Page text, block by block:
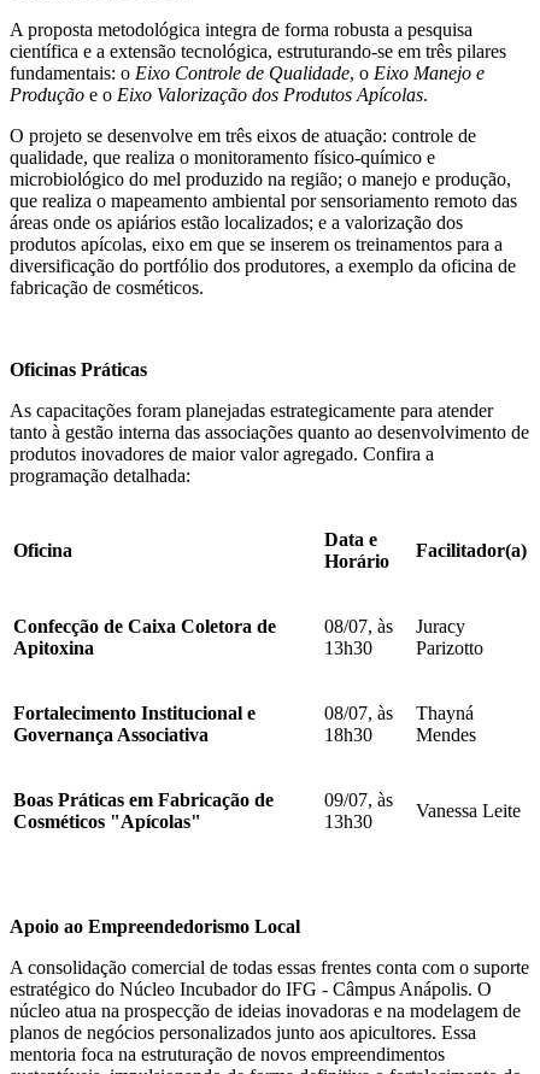
A proposta metodológica integra de forma robusta a pesquisa
científica e a extensão tecnológica, estruturando-se em três pilares
fundamentais: o Eixo Controle de Qualidade, o Eixo Manejo e
Produção e o Eixo Valorização dos Produtos Apícolas.
O projeto se desenvolve em três eixos de atuação: controle de
qualidade, que realiza o monitoramento físico-químico e
microbiológico do mel produzido na região; o manejo e produção,
que realiza o mapeamento ambiental por sensoriamento remoto das
áreas onde os apiários estão localizados; e a valorização dos
produtos apícolas, eixo em que se inserem os treinamentos para a
diversificação do portfólio dos produtores, a exemplo da oficina de
fabricação de cosméticos.
Oficinas Práticas
As capacitações foram planejadas estrategicamente para atender
tanto à gestão interna das associações quanto ao desenvolvimento de
produtos inovadores de maior valor agregado. Confira a
programação detalhada:
Oficina
Data e
Horário
Facilitador(a)
Confecção de Caixa Coletora de
Apitoxina
08/07, às
13h30
Juracy
Parizotto
Fortalecimento Institucional e
Governança Associativa
08/07, às
18h30
Thayná
Mendes
Boas Práticas em Fabricação de
Cosméticos "Apícolas"
09/07, às
13h30
Vanessa Leite
Apoio ao Empreendedorismo Local
A consolidação comercial de todas essas frentes conta com o suporte
estratégico do Núcleo Incubador do IFG - Câmpus Anápolis. O
núcleo atua na prospecção de ideias inovadoras e na modelagem de
planos de negócios personalizados junto aos apicultores. Essa
mentoria foca na estruturação de novos empreendimentos